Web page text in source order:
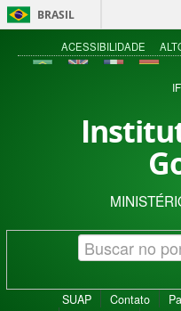
BRASIL
ACESSIBILIDADE
SUAP Contato